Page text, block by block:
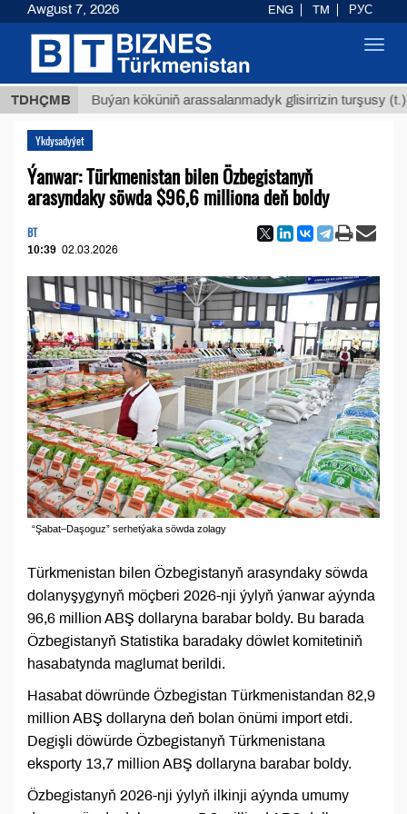
TDHÇMBBuýan köküniň arassalanmadyk glisirrizin turşusy (t.)
Ykdysadyýet
Ýanwar: Türkmenistan bilen Özbegistanyň
arasyndaky söwda $96,6 milliona deň boldy
BT
10:39 02.03.2026
“Şabat–Daşoguz” serhetýaka söwda zolagy
Türkmenistan bilen Özbegistanyň arasyndaky söwda
dolanyşygynyň möçberi 2026-nji ýylyň ýanwar aýynda
96,6 million ABŞ dollaryna barabar boldy. Bu barada
Özbegistanyň Statistika baradaky döwlet komitetiniň
hasabatynda maglumat berildi.
Hasabat döwründe Özbegistan Türkmenistandan 82,9
million ABŞ dollaryna deň bolan önümi import etdi.
Degişli döwürde Özbegistanyň Türkmenistana
eksporty 13,7 million ABŞ dollaryna barabar boldy.
Özbegistanyň 2026-nji ýylyň ilkinji aýynda umumy
Awgust 7, 2026 ENG TM РУС